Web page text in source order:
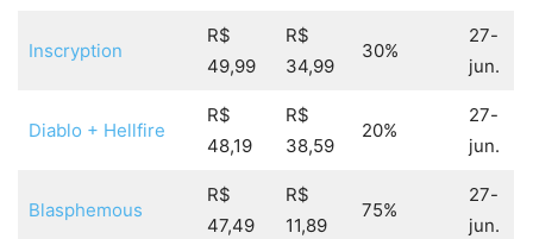
Inscryption
R$
49,99
R$
34,99
30%
27-
jun.
Diablo + Hellfire
R$
48,19
R$
38,59
20%
27-
jun.
Blasphemous
R$
47,49
R$
11,89
75%
27-
jun.